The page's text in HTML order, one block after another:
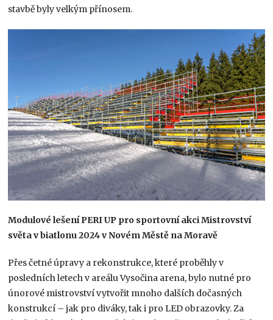
stavbě byly velkým přínosem.
Modulové lešení PERI UP pro sportovní akci Mistrovství
světa v biatlonu 2024 v Novém Městě na Moravě
Přes četné úpravy a rekonstrukce, které proběhly v
posledních letech v areálu Vysočina arena, bylo nutné pro
únorové mistrovství vytvořit mnoho dalších dočasných
konstrukcí – jak pro diváky, tak i pro LED obrazovky. Za